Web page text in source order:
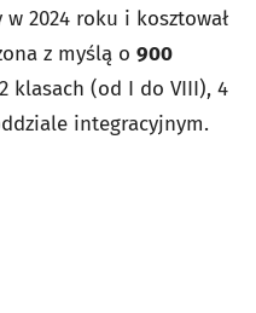
2024 roku i kosztował
z myślą o 900
klasach (od I do VIII), 4
integracyjnym.